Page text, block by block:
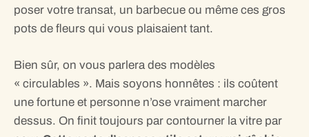
poser votre transat, un barbecue ou même ces gros
pots de fleurs qui vous plaisaient tant.
Bien sûr, on vous parlera des modèles
« circulables ». Mais soyons honnêtes : ils coûtent
une fortune et personne n’ose vraiment marcher
dessus. On finit toujours par contourner la vitre par